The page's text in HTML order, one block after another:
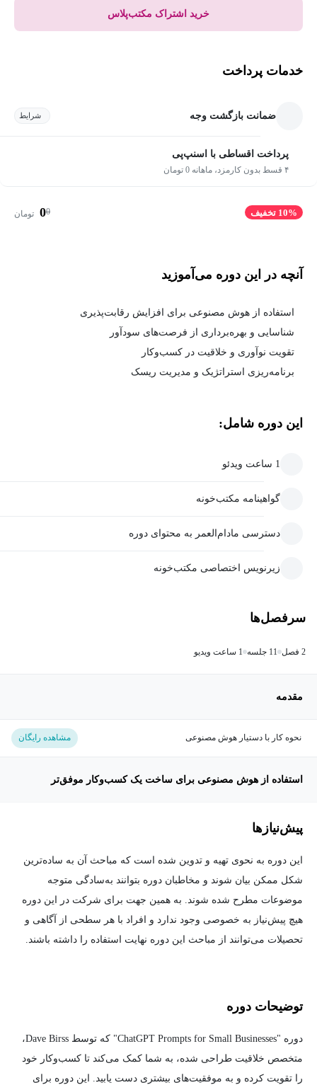
خرید اشتراک مکتب‌پلاس
خدمات پرداخت
ضمانت بازگشت وجه شرایط
پرداخت اقساطی با اسنپ‌پی
۴ قسط بدون کارمزد، ماهانه 0 تومان
10% تخفیف 0
0 تومان
آنچه در این دوره می‌آموزید
استفاده از هوش مصنوعی برای افزایش رقابت‌پذیری
شناسایی و بهره‌برداری از فرصت‌های سودآور
تقویت نوآوری و خلاقیت در کسب‌وکار
برنامه‌ریزی استراتژیک و مدیریت ریسک
این دوره شامل:
1 ساعت ویدئو
گواهینامه مکتب‌خونه
دسترسی مادام‌العمر به محتوای دوره
زیرنویس اختصاصی مکتب‌خونه
سرفصل‌ها
2 فصل 11 جلسه 1 ساعت ویدیو
مقدمه
نحوه کار با دستیار هوش مصنوعی مشاهده رایگان
استفاده از هوش مصنوعی برای ساخت یک کسب‌وکار موفق‌تر
پیش‌نیاز‌ها
این دوره به نحوی تهیه و تدوین شده است که مباحث آن به ساده‌ترین
شکل ممکن بیان شوند و مخاطبان دوره بتوانند به‌سادگی متوجه
موضوعات مطرح شده شوند. به همین جهت برای شرکت در این دوره
هیچ پیش‌نیاز به خصوصی وجود ندارد و افراد با هر سطحی از آگاهی و
تحصیلات می‌توانند از مباحث این دوره نهایت استفاده را داشته باشند.
توضیحات دوره
دوره "ChatGPT Prompts for Small Businesses" که توسط Dave Birss،
متخصص خلاقیت طراحی شده، به شما کمک می‌کند تا کسب‌وکار خود
را تقویت کرده و به موفقیت‌های بیشتری دست یابید. این دوره برای